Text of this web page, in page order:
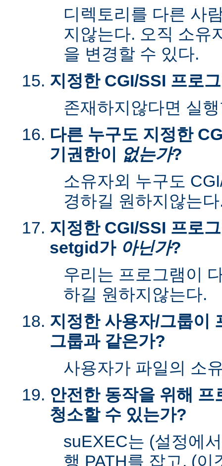
디렉토리를 다른 사
지않는다. 오직 소유
을 변경할 수 있다.
지정한 CGI/SSI 프로
존재하지않다면 실
다른 누구도 지정한
기권한이
없는가?
소유자외 누구도
경하길 원하지않는
지정한 CGI/SSI 프로
setgid가 아닌가?
우리는 프로그램이
하길 원하지않는다.
지정한 사용자/그룹이
그룹과 같은가?
사용자가 파일의 소
안전한 동작을 위해
청소할 수 있는가?
suEXEC는 (설정에
행 PATH를 잡고, (